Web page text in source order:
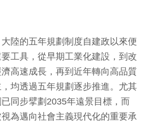
陸的五年規劃制度自建政以來便
工具，從早期工業化建設，到改
高速成長，再到近年轉向高品質
均透過五年規劃逐步推進。尤其
已同步擘劃2035年遠景目標，而
視為邁向社會主義現代化的重要承